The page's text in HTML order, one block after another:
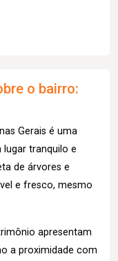
o bairro:
Gerais é uma
tranquilo e
de árvores e
e fresco, mesmo
apresentam
a proximidade com